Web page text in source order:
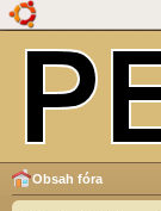
Obsah fóra